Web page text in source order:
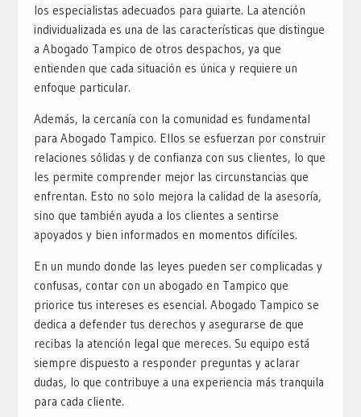
los especialistas adecuados para guiarte. La atención
individualizada es una de las características que distingue
a Abogado Tampico de otros despachos, ya que
entienden que cada situación es única y requiere un
enfoque particular.
Además, la cercanía con la comunidad es fundamental
para Abogado Tampico. Ellos se esfuerzan por construir
relaciones sólidas y de confianza con sus clientes, lo que
les permite comprender mejor las circunstancias que
enfrentan. Esto no solo mejora la calidad de la asesoría,
sino que también ayuda a los clientes a sentirse
apoyados y bien informados en momentos difíciles.
En un mundo donde las leyes pueden ser complicadas y
confusas, contar con un abogado en Tampico que
priorice tus intereses es esencial. Abogado Tampico se
dedica a defender tus derechos y asegurarse de que
recibas la atención legal que mereces. Su equipo está
siempre dispuesto a responder preguntas y aclarar
dudas, lo que contribuye a una experiencia más tranquila
para cada cliente.